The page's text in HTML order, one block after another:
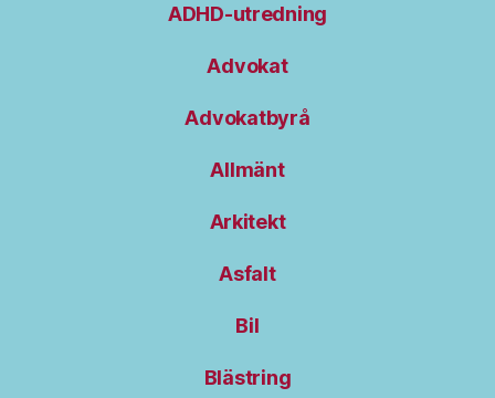
ADHD-utredning
Advokat
Advokatbyrå
Allmänt
Arkitekt
Asfalt
Bil
Blästring